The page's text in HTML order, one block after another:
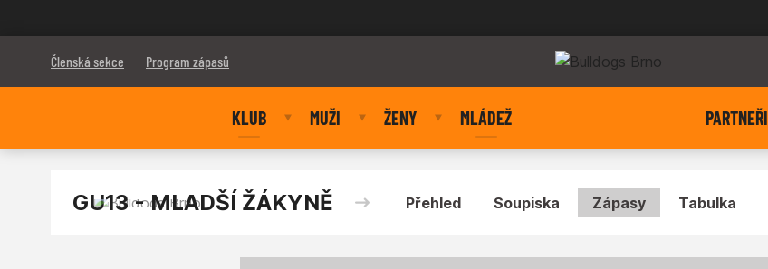
Členská sekce Program zápasů
KLUB MUŽI ŽENY MLÁDEŽ PARTNEŘI
GU13 - MLADŠÍ ŽÁKYNĚ Přehled Soupiska Zápasy Tabulka